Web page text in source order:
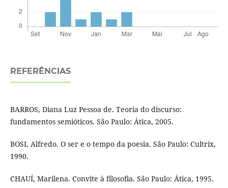
REFERÊNCIAS
BARROS, Diana Luz Pessoa de. Teoria do discurso:
fundamentos semióticos. São Paulo: Ática, 2005.
BOSI, Alfredo. O ser e o tempo da poesia. São Paulo: Cultrix,
1990.
CHAUÍ, Marilena. Convite à filosofia. São Paulo: Ática, 1995.